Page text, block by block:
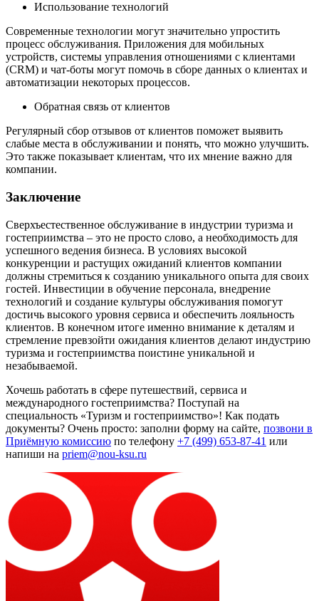
Использование технологий
Современные технологии могут значительно упростить
процесс обслуживания. Приложения для мобильных
устройств, системы управления отношениями с клиентами
(CRM) и чат-боты могут помочь в сборе данных о клиентах и
автоматизации некоторых процессов.
Обратная связь от клиентов
Регулярный сбор отзывов от клиентов поможет выявить
слабые места в обслуживании и понять, что можно улучшить.
Это также показывает клиентам, что их мнение важно для
компании.
Заключение
Сверхъестественное обслуживание в индустрии туризма и
гостеприимства – это не просто слово, а необходимость для
успешного ведения бизнеса. В условиях высокой
конкуренции и растущих ожиданий клиентов компании
должны стремиться к созданию уникального опыта для своих
гостей. Инвестиции в обучение персонала, внедрение
технологий и создание культуры обслуживания помогут
достичь высокого уровня сервиса и обеспечить лояльность
клиентов. В конечном итоге именно внимание к деталям и
стремление превзойти ожидания клиентов делают индустрию
туризма и гостеприимства поистине уникальной и
незабываемой.
Хочешь работать в сфере путешествий, сервиса и
международного гостеприимства? Поступай на
специальность «Туризм и гостеприимство»! Как подать
документы? Очень просто: заполни форму на сайте, позвони в
Приёмную комиссию по телефону +7 (499) 653-87-41 или
напиши на priem@nou-ksu.ru